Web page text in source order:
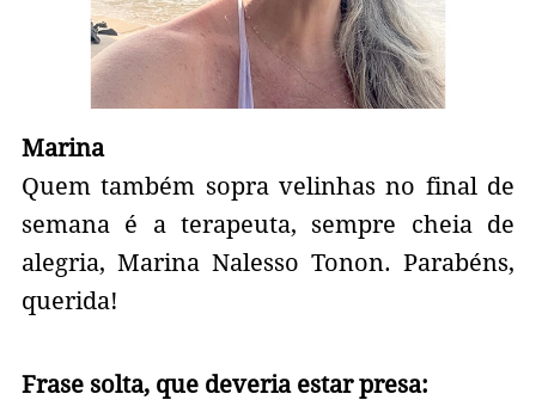
Marina
Quem também sopra velinhas no final de
semana é a terapeuta, sempre cheia de
alegria, Marina Nalesso Tonon. Parabéns,
querida!
Frase solta, que deveria estar presa: